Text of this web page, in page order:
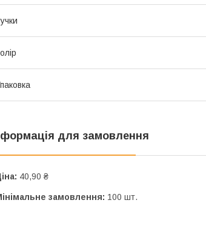
для замовлення
40,90 ₴
замовлення: 100 шт.